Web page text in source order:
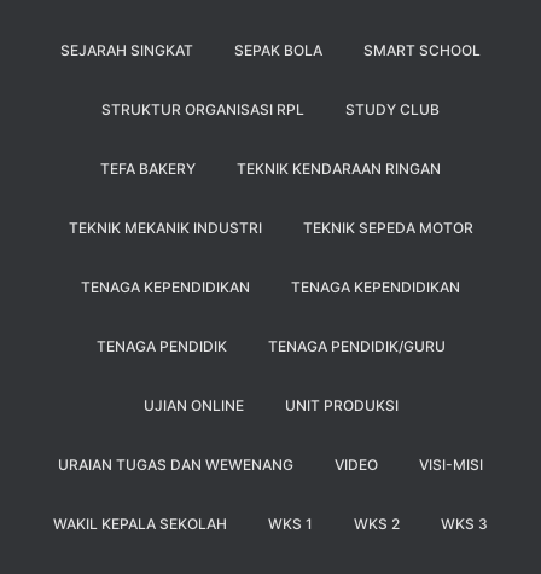
SEJARAH SINGKAT SEPAK BOLA SMART SCHOOL
STRUKTUR ORGANISASI RPL STUDY CLUB
TEFA BAKERY TEKNIK KENDARAAN RINGAN
TEKNIK MEKANIK INDUSTRI TEKNIK SEPEDA MOTOR
TENAGA KEPENDIDIKAN TENAGA KEPENDIDIKAN
TENAGA PENDIDIK TENAGA PENDIDIK/GURU
UJIAN ONLINE UNIT PRODUKSI
URAIAN TUGAS DAN WEWENANG VIDEO VISI-MISI
WAKIL KEPALA SEKOLAH WKS 1 WKS 2 WKS 3